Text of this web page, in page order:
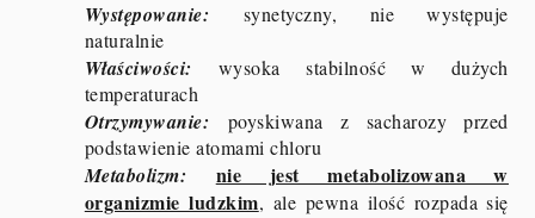
Występowanie:
synetyczny, nie występuje
naturalnie
Właściwości: wysoka stabilność w dużych
temperaturach
Otrzymywanie: poyskiwana z sacharozy przed
podstawienie atomami chloru
Metabolizm:
nie jest metabolizowana w
organizmie ludzkim, ale pewna ilość rozpada się